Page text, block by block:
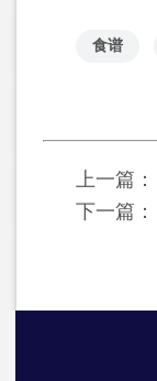
食谱
上一篇：
下一篇：